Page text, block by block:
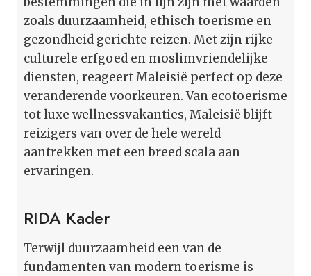
zoals duurzaamheid, ethisch toerisme en
gezondheid gerichte reizen. Met zijn rijke
culturele erfgoed en moslimvriendelijke
diensten, reageert Maleisië perfect op deze
veranderende voorkeuren. Van ecotoerisme
tot luxe wellnessvakanties, Maleisië blijft
reizigers van over de hele wereld
aantrekken met een breed scala aan
ervaringen.
RIDA Kader
Terwijl duurzaamheid een van de
fundamenten van modern toerisme is